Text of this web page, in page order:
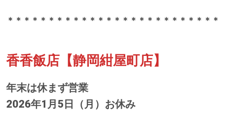
＊＊＊＊＊＊＊＊＊＊＊＊＊＊＊＊＊＊＊＊＊＊＊＊＊＊
香香飯店【静岡紺屋町店】
年末は休まず営業
2026年1月5日（月）お休み